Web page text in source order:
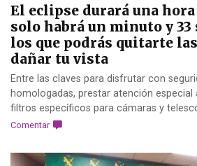
El eclipse durará una
solo habrá un minuto y 33
los que podrás quitarte
dañar tu vista
Entre las claves para disfrutar con
homologadas, prestar atención especial
filtros específicos para cámaras y
Comentar